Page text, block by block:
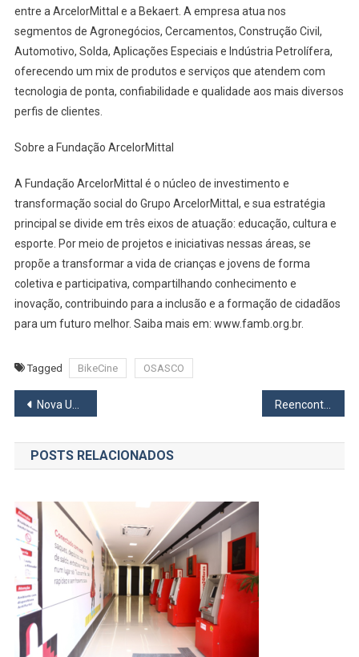
entre a ArcelorMittal e a Bekaert. A empresa atua nos
segmentos de Agronegócios, Cercamentos, Construção Civil,
Automotivo, Solda, Aplicações Especiais e Indústria Petrolífera,
oferecendo um mix de produtos e serviços que atendem com
tecnologia de ponta, confiabilidade e qualidade aos mais diversos
perfis de clientes.
Sobre a Fundação ArcelorMittal
A Fundação ArcelorMittal é o núcleo de investimento e
transformação social do Grupo ArcelorMittal, e sua estratégia
principal se divide em três eixos de atuação: educação, cultura e
esporte. Por meio de projetos e iniciativas nessas áreas, se
propõe a transformar a vida de crianças e jovens de forma
coletiva e participativa, compartilhando conhecimento e
inovação, contribuindo para a inclusão e a formação de cidadãos
para um futuro melhor. Saiba mais em: www.famb.org.br.
Tagged BikeCine OSASCO
Navegação
de
Post
Nova UBS no Santa Maria em Osasco começa a ser construída
POSTS RELACIONADOS